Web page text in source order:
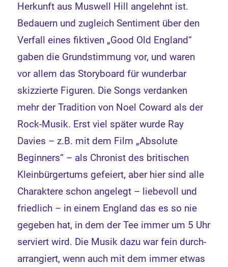
Herkunft aus Muswell Hill angelehnt ist.
Bedauern und zugleich Sentiment über den
Verfall eines fiktiven „Good Old England“
gaben die Grundstimmung vor, und waren
vor allem das Storyboard für wunderbar
skizzierte Figuren. Die Songs verdanken
mehr der Tradition von Noel Coward als der
Rock-Musik. Erst viel später wurde Ray
Davies – z.B. mit dem Film „Absolute
Beginners“ – als Chronist des britischen
Kleinbürgertums gefeiert, aber hier sind alle
Charaktere schon angelegt – liebevoll und
friedlich – in einem England das es so nie
gegeben hat, in dem der Tee immer um 5 Uhr
serviert wird. Die Musik dazu war fein durch-
arrangiert, wenn auch mit dem immer etwas